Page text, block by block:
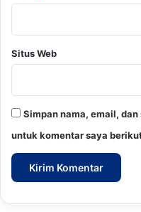
Situs Web
Simpan nama, email,
untuk komentar saya